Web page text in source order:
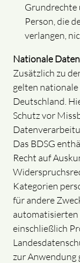
Grundrechte
Person, die
verlangen,
Nationale
Zusätzlich zu
gelten
Deutschland.
Schutz vor
Das BDSG
Recht auf
Kategorien
für andere
automatisierten
einschließlich
zur Anwendung